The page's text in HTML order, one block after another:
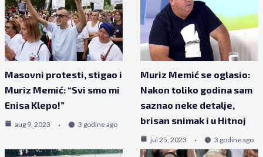
Masovni protesti, stigao i
Muriz Memić: “Svi smo mi
Enisa Klepo!”
aug 9, 2023 3 godine ago
Muriz Memić se oglasio:
Nakon toliko godina sam
saznao neke detalje,
brisan snimak i u Hitnoj
jul 25, 2023 3 godine ago